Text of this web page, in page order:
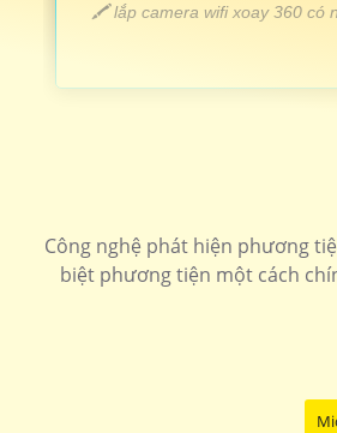
️🖍 lắp camera wifi xoay 360 có
🗂 Camera wifi
Công nghệ phát hiện phương
biệt phương tiện một cách